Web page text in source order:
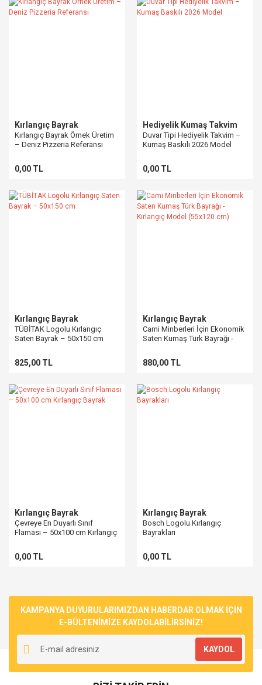
Kırlangıç Bayrak
Kırlangıç Bayrak Örnek Üretim
– Deniz Pizzeria Referansı
0,00 TL
Hediyelik Kumaş Takvim
Duvar Tipi Hediyelik Takvim –
Kumaş Baskılı 2026 Model
0,00 TL
Kırlangıç Bayrak
TÜBİTAK Logolu Kırlangıç
Saten Bayrak – 50x150 cm
825,00 TL
Kırlangıç Bayrak
Cami Minberleri İçin Ekonomik
Saten Kumaş Türk Bayrağı -
880,00 TL
Kırlangıç Bayrak
Çevreye En Duyarlı Sınıf
Flaması – 50x100 cm Kırlangıç
0,00 TL
Kırlangıç Bayrak
Bosch Logolu Kırlangıç
Bayrakları
0,00 TL
KAMPANYA DUYURULARIMIZDAN HABERDAR OLMAK İÇİN
E-BÜLTENİMİZE KAYDOLABİLİRSİNİZ!
KAYDOL